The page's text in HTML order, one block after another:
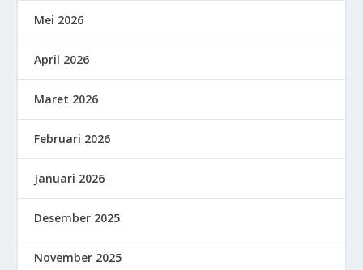
Mei 2026
April 2026
Maret 2026
Februari 2026
Januari 2026
Desember 2025
November 2025